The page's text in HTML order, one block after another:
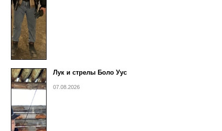
Лук и стрелы Боло Уус
07.08.2026